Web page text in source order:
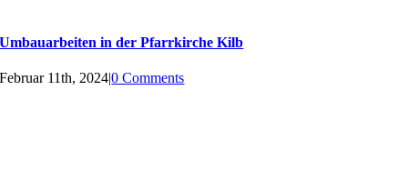
Umbauarbeiten in der Pfarrkirche Kilb
Februar 11th, 2024|0 Comments